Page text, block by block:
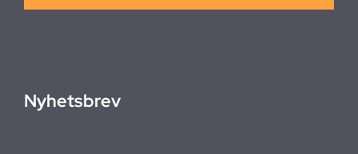
Nyhetsbrev